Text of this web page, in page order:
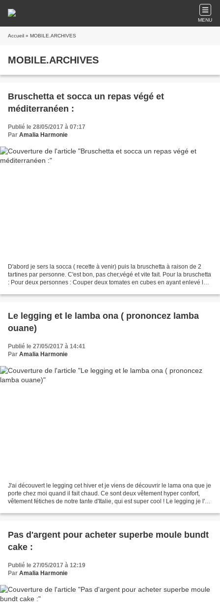
MENU
Accueil » MOBILE.ARCHIVES
MOBILE.ARCHIVES
Bruschetta et socca un repas végé et
méditerranéen :
Publié le 28/05/2017 à 07:17
Par Amalia Harmonie
D'abord je sers la socca ( recette à venir) puis la bruschetta à raison de 2
tartines par personne. C'est bon, pas cher,végé et vite fait. Pour la bruschetta
: Pour deux personnes : Couper deux tomates en cubes en ayant enlevé la
Le legging et le lamba ona ( prononcez lamba
ouane)
Publié le 27/05/2017 à 14:41
Par Amalia Harmonie
J'ai découvert le legging cet hiver et je viens de découvrir le lama ona que je
porte chez moi quand il fait chaud. Ce sont deux vêtement hyper confort,
vêtement fétiches de notre tante d'Italie, qui est super cool ! Le legging je l'ai
Pas d'argent pour acheter superbe moule bundt
cake :
Publié le 27/05/2017 à 12:19
Par Amalia Harmonie